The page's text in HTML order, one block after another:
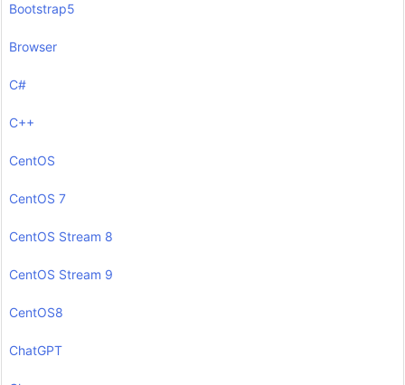
Bootstrap5
Browser
C#
C++
CentOS
CentOS 7
CentOS Stream 8
CentOS Stream 9
CentOS8
ChatGPT